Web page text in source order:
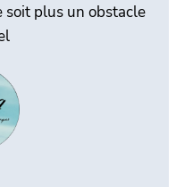
soit plus un obstacle